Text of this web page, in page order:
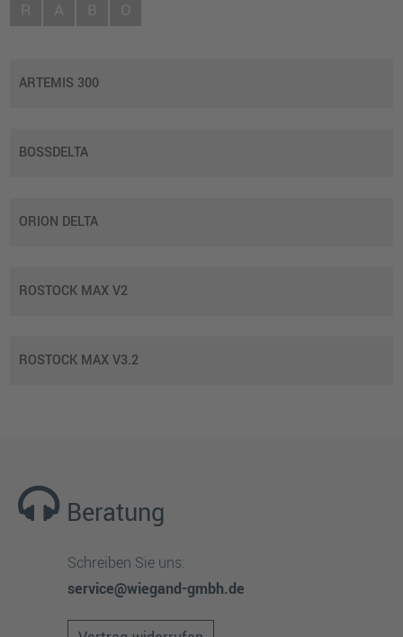
ARTEMIS 300
BOSSDELTA
ORION DELTA
ROSTOCK MAX V2
ROSTOCK MAX V3.2
Beratung
Schreiben Sie uns:
service@wiegand-gmbh.de